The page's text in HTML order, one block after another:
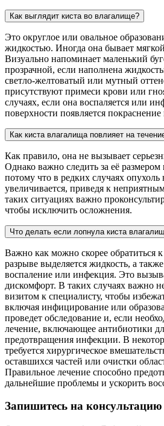
Как выглядит киста во влагалище?
Это округлое или овальное
жидкостью. Иногда она бывает
Визуально напоминает маленький
прозрачной, если наполнена
светло-желтоватый или мутный
присутствуют примеси крови или
случаях, если она воспаляется или
поверхности появляется покраснение
Как киста влагалища повлияет на
Как правило, она не вызывает
Однако важно следить за её размером
потому что в редких случаях опухоль
увеличивается, приведя к
таких ситуациях важно
чтобы исключить осложнения.
Что делать если лопнула киста
Важно как можно скорее обратиться
разрыве выделяется жидкость, а
воспаление или инфекция. Это
дискомфорт. В таких случаях важно
визитом к специалисту, чтобы
включая инфицирование или
проведет обследование и, если
лечение, включающее антибиотики
предотвращения инфекции. В
требуется хирургическое
оставшихся частей или очистки
Правильное лечение способно
дальнейшие проблемы и ускорить
Запишитесь на консультацию